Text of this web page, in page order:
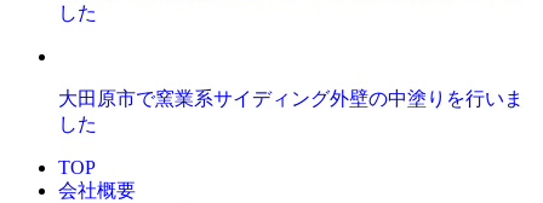
した
大田原市で窯業系サイディング外壁の中塗りを行いま
した
TOP
会社概要